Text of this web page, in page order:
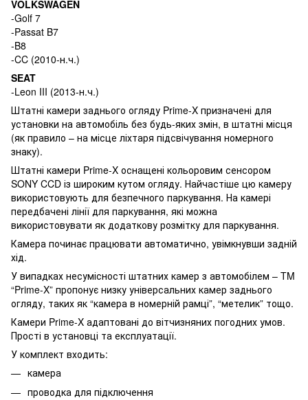
VOLKSWAGEN
-Golf 7
-Passat B7
-B8
-CC (2010-н.ч.)
SEAT
-Leon III (2013-н.ч.)
Штатні камери заднього огляду Prime-X призначені для
установки на автомобіль без будь-яких змін, в штатні місця
(як правило – на місце ліхтаря підсвічування номерного
знаку).
Штатні камери Prime-X оснащені кольоровим сенсором
SONY CCD із широким кутом огляду. Найчастіше цю камеру
використовують для безпечного паркування. На камері
передбачені лінії для паркування, які можна
використовувати як додаткову розмітку для паркування.
Камера починає працювати автоматично, увімкнувши задній
хід.
У випадках несумісності штатних камер з автомобілем – TM
“Prime-X” пропонує низку універсальних камер заднього
огляду, таких як “камера в номерній рамці”, “метелик” тощо.
Камери Prime-X адаптовані до вітчизняних погодних умов.
Прості в установці та експлуатації.
У комплект входить:
камера
проводка для підключення